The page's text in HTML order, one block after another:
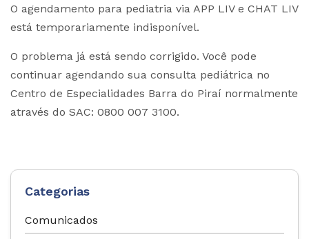
O agendamento para pediatria via APP LIV e CHAT LIV
está temporariamente indisponível.
O problema já está sendo corrigido. Você pode
continuar agendando sua consulta pediátrica no
Centro de Especialidades Barra do Piraí normalmente
através do SAC: 0800 007 3100.
Categorias
Comunicados